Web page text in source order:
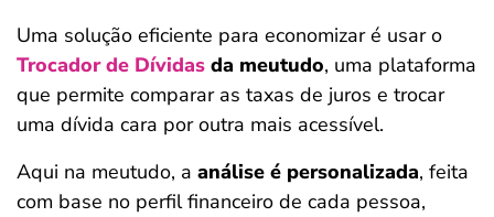
Uma solução eficiente para economizar é usar o
Trocador de Dívidas da meutudo, uma plataforma
que permite comparar as taxas de juros e trocar
uma dívida cara por outra mais acessível.
Aqui na meutudo, a análise é personalizada, feita
com base no perfil financeiro de cada pessoa,